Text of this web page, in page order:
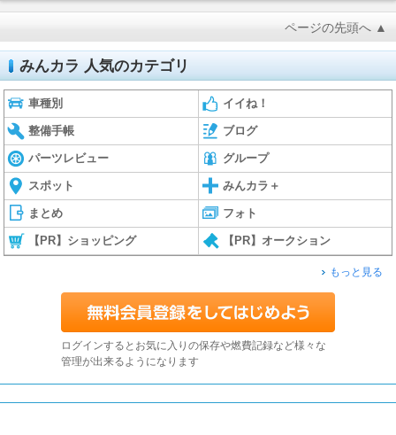
ページの先頭へ ▲
みんカラ 人気のカテゴリ
車種別 イイね！
整備手帳 ブログ
パーツレビュー グループ
スポット みんカラ＋
まとめ フォト
【PR】ショッピング 【PR】オークション
もっと見る
ログインするとお気に入りの保存や燃費記録など様々な
管理が出来るようになります